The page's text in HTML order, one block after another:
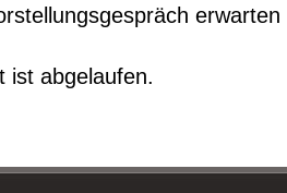
ist abgelaufen.